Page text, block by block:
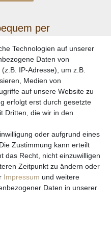
per
mit
Technologien auf unserer
Daten von
IP-Adresse), um z.B.
Medien von
auf unsere Website zu
erfolgt erst durch gesetzte
Dritten, die wir in den
oder aufgrund eines
Zustimmung kann erteilt
das Recht, nicht einzuwilligen
Zeitpunkt zu ändern oder
Impressum und weitere
Daten in unserer